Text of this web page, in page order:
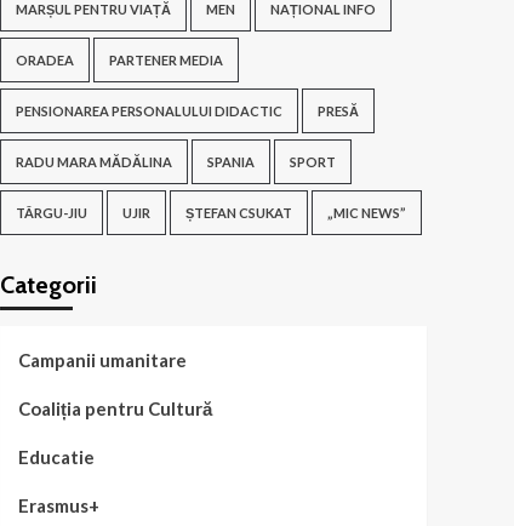
MARȘUL PENTRU VIAȚĂ MEN NAȚIONAL INFO
ORADEA PARTENER MEDIA
PENSIONAREA PERSONALULUI DIDACTIC PRESĂ
RADU MARA MĂDĂLINA SPANIA SPORT
TÂRGU-JIU UJIR ȘTEFAN CSUKAT „MIC NEWS”
Categorii
Campanii umanitare
Coaliția pentru Cultură
Educatie
Erasmus+